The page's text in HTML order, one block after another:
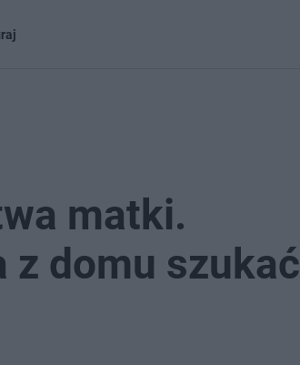
matki.
z domu szukać